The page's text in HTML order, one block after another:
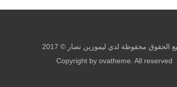
الحقوق محفوظة لدي ليموزين نصار © 2017
Copyright by ovatheme. All reserved